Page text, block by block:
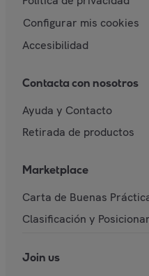
Configurar mis cookies
Accesibilidad
Contacta con nosotros
Ayuda y Contacto
Retirada de productos
Marketplace
Carta de Buenas
Clasificación y
Join us